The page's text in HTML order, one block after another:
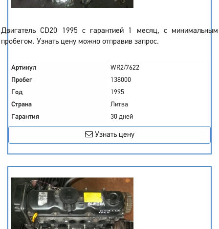
Двигатель CD20 1995 с гарантией 1 месяц, с минимальным
пробегом. Узнать цену можно отправив запрос.
Артикул
WR2/7622
Пробег
138000
Год
1995
Страна
Литва
Гарантия
30 дней
Узнать цену